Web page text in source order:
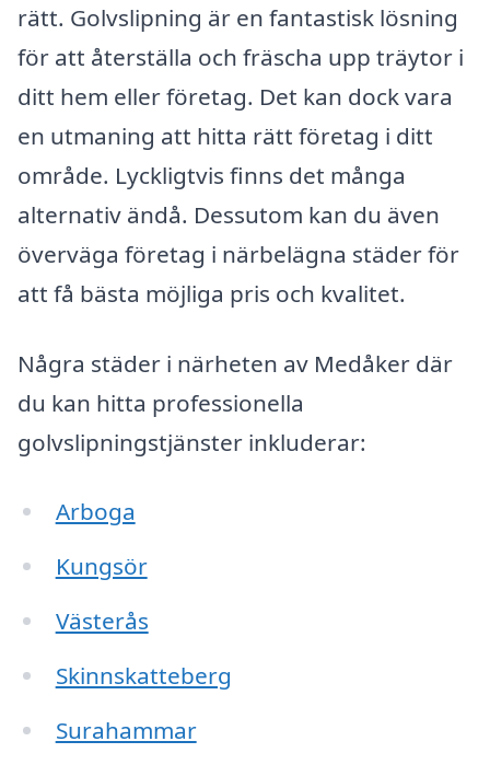
rätt. Golvslipning är en fantastisk lösning
för att återställa och fräscha upp träytor i
ditt hem eller företag. Det kan dock vara
en utmaning att hitta rätt företag i ditt
område. Lyckligtvis finns det många
alternativ ändå. Dessutom kan du även
överväga företag i närbelägna städer för
att få bästa möjliga pris och kvalitet.
Några städer i närheten av Medåker där
du kan hitta professionella
golvslipningstjänster inkluderar:
Arboga
Kungsör
Västerås
Skinnskatteberg
Surahammar